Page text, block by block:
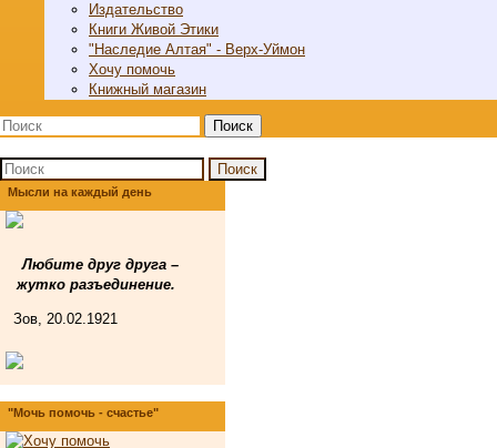
Издательство
Книги Живой Этики
"Наследие Алтая" - Верх-Уймон
Хочу помочь
Книжный магазин
Поиск
Поиск
Мысли на каждый день
Любите друг друга –
жутко разъединение.
Зов, 20.02.1921
"Мочь помочь - счастье"